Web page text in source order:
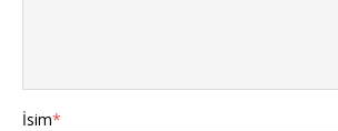
İsim*